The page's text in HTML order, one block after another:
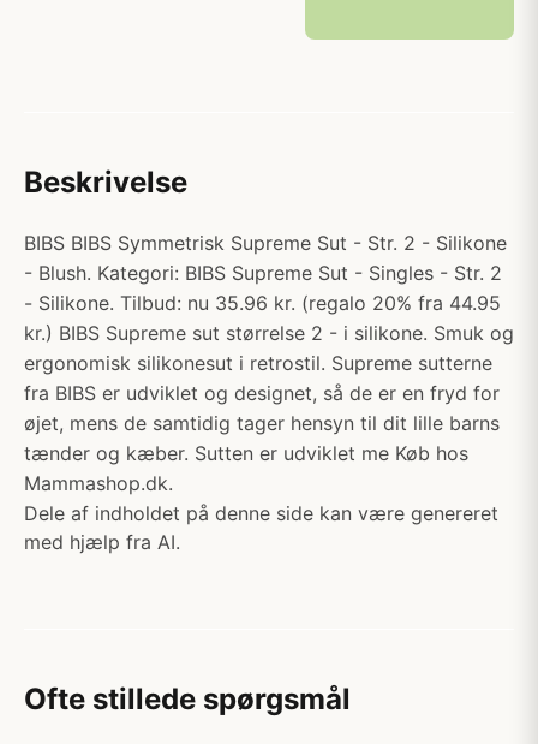
Beskrivelse
BIBS BIBS Symmetrisk Supreme Sut - Str. 2 - Silikone
- Blush. Kategori: BIBS Supreme Sut - Singles - Str. 2
- Silikone. Tilbud: nu 35.96 kr. (regalo 20% fra 44.95
kr.) BIBS Supreme sut størrelse 2 - i silikone. Smuk og
ergonomisk silikonesut i retrostil. Supreme sutterne
fra BIBS er udviklet og designet, så de er en fryd for
øjet, mens de samtidig tager hensyn til dit lille barns
tænder og kæber. Sutten er udviklet me Køb hos
Mammashop.dk.
Dele af indholdet på denne side kan være genereret
med hjælp fra AI.
Ofte stillede spørgsmål